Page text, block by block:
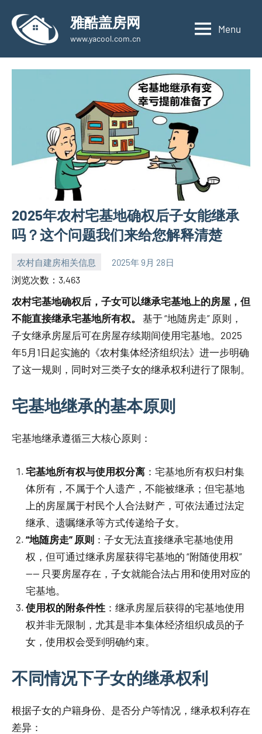
content
雅酷盖房网
www.yacool.com.cn
Menu
2025年农村宅基地确权后子女能继承
吗？这个问题我们来给您解释清楚
农村自建房相关信息 2025年 9月 28日
yacool
浏览次数：3,463
农村宅基地确权后，子女可以继承宅基地上的房屋，但
不能直接继承宅基地所有权。
基于 “地随房走” 原则，
子女继承房屋后可在房屋存续期间使用宅基地。2025
年5月1日起实施的《农村集体经济组织法》进一步明确
了这一规则，同时对三类子女的继承权利进行了限制。
宅基地继承的基本原则
宅基地继承遵循三大核心原则：
宅基地所有权与使用权分离 ：宅基地所有权归村集
体所有，不属于个人遗产，不能被继承；但宅基地
上的房屋属于村民个人合法财产，可依法通过法定
继承、遗嘱继承等方式传递给子女。
“地随房走” 原则 ：子女无法直接继承宅基地使用
权，但可通过继承房屋获得宅基地的 “附随使用权”
—— 只要房屋存在，子女就能合法占用和使用对应的
宅基地。
使用权的附条件性 ：继承房屋后获得的宅基地使用
权并非无限制，尤其是非本集体经济组织成员的子
女，使用权会受到明确约束。
不同情况下子女的继承权利
根据子女的户籍身份、是否分户等情况，继承权利存在
差异：